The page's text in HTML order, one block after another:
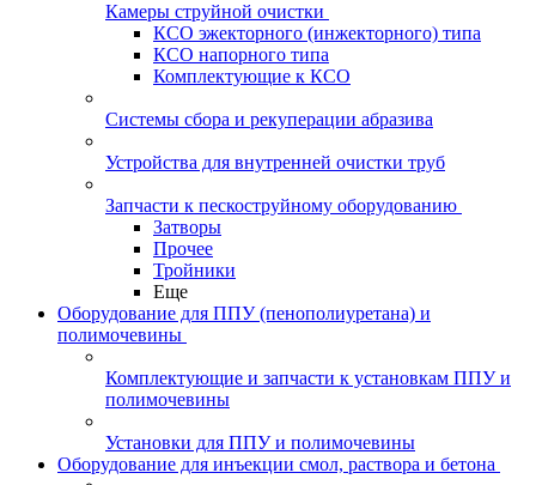
Камеры струйной очистки
КСО эжекторного (инжекторного) типа
КСО напорного типа
Комплектующие к КСО
Системы сбора и рекуперации абразива
Устройства для внутренней очистки труб
Запчасти к пескоструйному оборудованию
Затворы
Прочее
Тройники
Еще
Оборудование для ППУ (пенополиуретана) и
полимочевины
Комплектующие и запчасти к установкам ППУ и
полимочевины
Установки для ППУ и полимочевины
Оборудование для инъекции смол, раствора и бетона